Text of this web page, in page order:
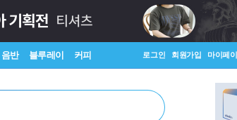
음반 블루레이 커피 로그인 회원가입 마이페